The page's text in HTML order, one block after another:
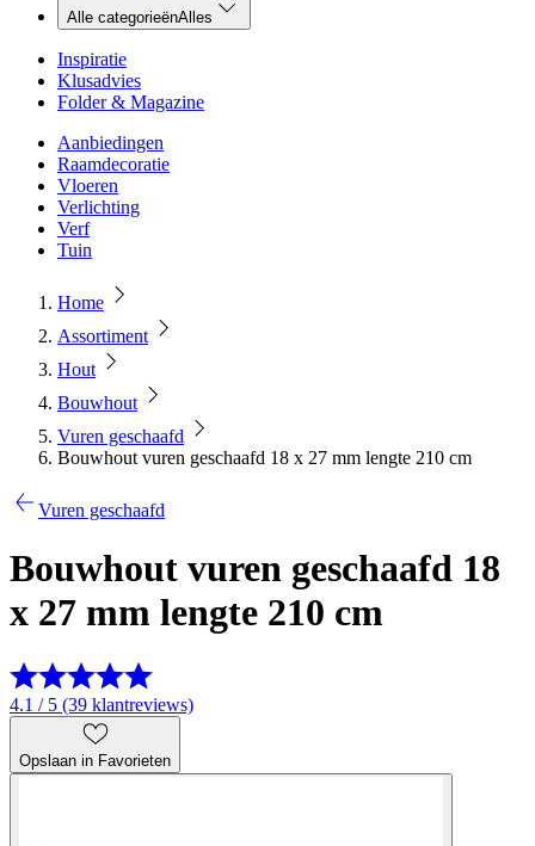
Alle categorieënAlles
Inspiratie
Klusadvies
Folder & Magazine
Aanbiedingen
Raamdecoratie
Vloeren
Verlichting
Verf
Tuin
Home
Assortiment
Hout
Bouwhout
Vuren geschaafd
Bouwhout vuren geschaafd 18 x 27 mm lengte 210 cm
Vuren geschaafd
Bouwhout vuren geschaafd 18
x 27 mm lengte 210 cm
4.1 / 5 (39 klantreviews)
Opslaan in Favorieten